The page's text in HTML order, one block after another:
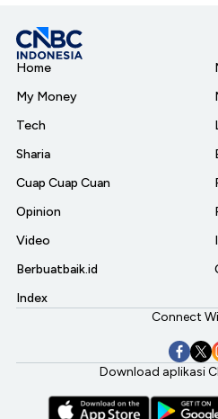
Home
My Money
Tech
Sharia
Cuap Cuap Cuan
Opinion
Video
Berbuatbaik.id
Index
Connect
Download aplikasi